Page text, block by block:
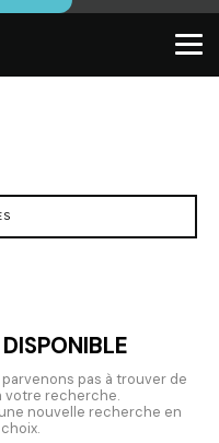
pas à trouver de
votre recherche.
nouvelle recherche en